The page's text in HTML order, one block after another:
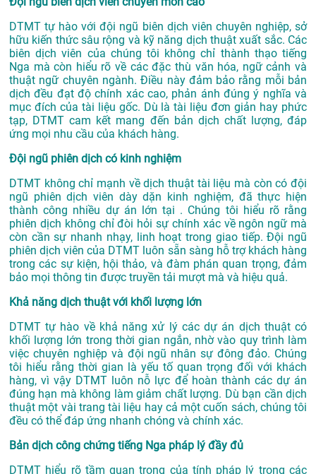
DTMT tự hào với đội ngũ biên dịch viên chuyên nghiệp, sở
hữu kiến thức sâu rộng và kỹ năng dịch thuật xuất sắc. Các
biên dịch viên của chúng tôi không chỉ thành thạo tiếng
Nga mà còn hiểu rõ về các đặc thù văn hóa, ngữ cảnh và
thuật ngữ chuyên ngành. Điều này đảm bảo rằng mỗi bản
dịch đều đạt độ chính xác cao, phản ánh đúng ý nghĩa và
mục đích của tài liệu gốc. Dù là tài liệu đơn giản hay phức
tạp, DTMT cam kết mang đến bản dịch chất lượng, đáp
ứng mọi nhu cầu của khách hàng.
Đội ngũ phiên dịch có kinh nghiệm
DTMT không chỉ mạnh về dịch thuật tài liệu mà còn có đội
ngũ phiên dịch viên dày dặn kinh nghiệm, đã thực hiện
thành công nhiều dự án lớn tại . Chúng tôi hiểu rõ rằng
phiên dịch không chỉ đòi hỏi sự chính xác về ngôn ngữ mà
còn cần sự nhanh nhạy, linh hoạt trong giao tiếp. Đội ngũ
phiên dịch viên của DTMT luôn sẵn sàng hỗ trợ khách hàng
trong các sự kiện, hội thảo, và đàm phán quan trọng, đảm
bảo mọi thông tin được truyền tải mượt mà và hiệu quả.
Khả năng dịch thuật với khối lượng lớn
DTMT tự hào về khả năng xử lý các dự án dịch thuật có
khối lượng lớn trong thời gian ngắn, nhờ vào quy trình làm
việc chuyên nghiệp và đội ngũ nhân sự đông đảo. Chúng
tôi hiểu rằng thời gian là yếu tố quan trọng đối với khách
hàng, vì vậy DTMT luôn nỗ lực để hoàn thành các dự án
đúng hạn mà không làm giảm chất lượng. Dù bạn cần dịch
thuật một vài trang tài liệu hay cả một cuốn sách, chúng tôi
đều có thể đáp ứng nhanh chóng và chính xác.
Bản dịch công chứng tiếng Nga pháp lý đầy đủ
DTMT hiểu rõ tầm quan trọng của tính pháp lý trong các